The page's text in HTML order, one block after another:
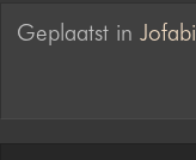
Geplaatst in Jofabi